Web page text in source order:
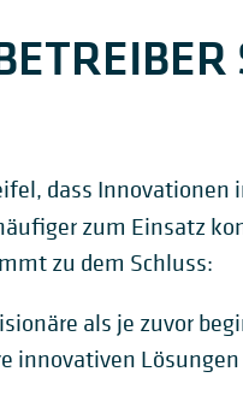
dass
zum Einsatz
zu dem Schluss:
als je zuvor
innovativen